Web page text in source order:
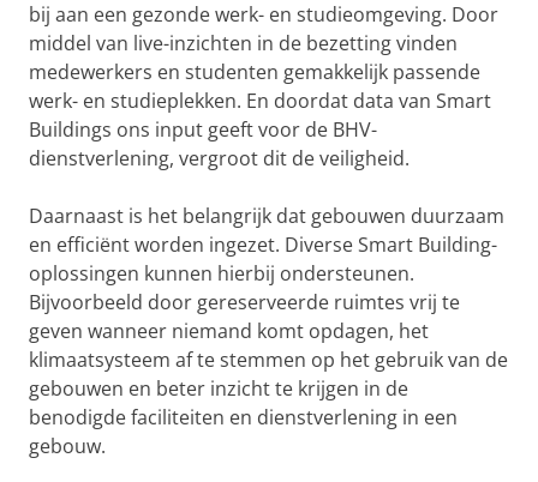
bij aan een gezonde werk- en studieomgeving. Door
middel van live-inzichten in de bezetting vinden
medewerkers en studenten gemakkelijk passende
werk- en studieplekken. En doordat data van Smart
Buildings ons input geeft voor de BHV-
dienstverlening, vergroot dit de veiligheid.
Daarnaast is het belangrijk dat gebouwen duurzaam
en efficiënt worden ingezet. Diverse Smart Building-
oplossingen kunnen hierbij ondersteunen.
Bijvoorbeeld door gereserveerde ruimtes vrij te
geven wanneer niemand komt opdagen, het
klimaatsysteem af te stemmen op het gebruik van de
gebouwen en beter inzicht te krijgen in de
benodigde faciliteiten en dienstverlening in een
gebouw.